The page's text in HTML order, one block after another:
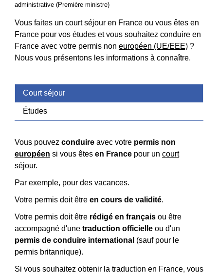
administrative (Première ministre)
Vous faites un court séjour en France ou vous êtes en
France pour vos études et vous souhaitez conduire en
France avec votre permis non européen (UE/EEE) ?
Nous vous présentons les informations à connaître.
Court séjour
Études
Vous pouvez conduire avec votre permis non
européen si vous êtes en France pour un court
séjour.
Par exemple, pour des vacances.
Votre permis doit être en cours de validité.
Votre permis doit être rédigé en français ou être
accompagné d'une traduction officielle ou d'un
permis de conduire international (sauf pour le
permis britannique).
Si vous souhaitez obtenir la traduction en France, vous